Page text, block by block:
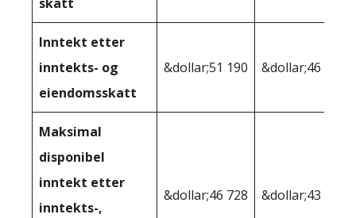
Inntekt etter
inntekts- og
eiendomsskatt
&dollar;51 190 &dollar;46 619
Maksimal
disponibel
inntekt etter
inntekts-,
&dollar;46 728 &dollar;43 881